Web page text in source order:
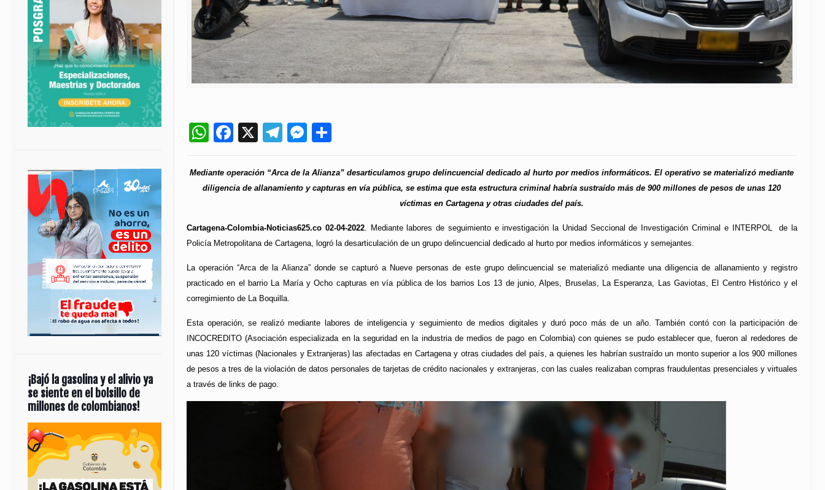
WhatsApp
Facebook
X Telegram
Messenger
Mediante operación “Arca de la Alianza” desarticulamos grupo delincuencial dedicado al hurto por medios informáticos. El operativo se materializó mediante
diligencia de allanamiento y capturas en vía pública, se estima que esta estructura criminal habría sustraído más de 900 millones de pesos de unas 120
víctimas en Cartagena y otras ciudades del país.
Cartagena-Colombia-Noticias625.co 02-04-2022. Mediante labores de seguimiento e investigación la Unidad Seccional de Investigación Criminal e INTERPOL de la
Policía Metropolitana de Cartagena, logró la desarticulación de un grupo delincuencial dedicado al hurto por medios informáticos y semejantes.
La operación “Arca de la Alianza” donde se capturó a Nueve personas de este grupo delincuencial se materializó mediante una diligencia de allanamiento y registro
practicado en el barrio La María y Ocho capturas en vía pública de los barrios Los 13 de junio, Alpes, Bruselas, La Esperanza, Las Gaviotas, El Centro Histórico y el
corregimiento de La Boquilla.
Esta operación, se realizó mediante labores de inteligencia y seguimiento de medios digitales y duró poco más de un año. También contó con la participación de
INCOCREDITO (Asociación especializada en la seguridad en la industria de medios de pago en Colombia) con quienes se pudo establecer que, fueron al rededores de
unas 120 víctimas (Nacionales y Extranjeras) las afectadas en Cartagena y otras ciudades del país, a quienes les habrían sustraído un monto superior a los 900 millones
de pesos a tres de la violación de datos personales de tarjetas de crédito nacionales y extranjeras, con las cuales realizaban compras fraudulentas presenciales y virtuales
a través de links de pago.
¡Bajó la gasolina y el alivio ya
se siente en el bolsillo de
millones de colombianos!
Reproductor
de
vídeo